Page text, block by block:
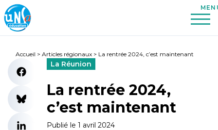
Accueil > Articles régionaux > La rentrée 2024, c’est maintenant
La Réunion
La rentrée 2024,
c’est maintenant
Publié le 1 avril 2024